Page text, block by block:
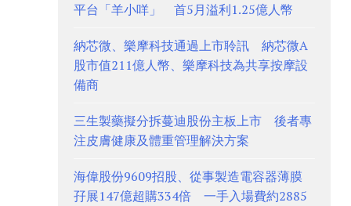
平台「羊小咩」 首5月溢利1.25億人幣
納芯微、樂摩科技通過上市聆訊 納芯微A
股市值211億人幣、樂摩科技為共享按摩設
備商
三生製藥擬分拆蔓迪股份主板上市 後者專
注皮膚健康及體重管理解決方案
海偉股份9609招股、從事製造電容器薄膜
孖展147億超購334倍 一手入場費約2885